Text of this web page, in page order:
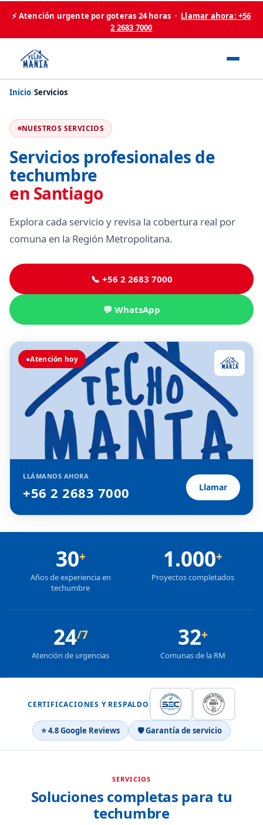
⚡ Atención urgente por goteras 24 horas · Llamar ahora: +56
2 2683 7000
Inicio/Servicios
NUESTROS SERVICIOS
Servicios profesionales de
techumbre
en Santiago
Explora cada servicio y revisa la cobertura real por
comuna en la Región Metropolitana.
📞 +56 2 2683 7000
💬 WhatsApp
●Atención hoy
LLÁMANOS AHORA
+56 2 2683 7000 Llamar
30+
Años de experiencia en
techumbre
1.000+
Proyectos completados
24/7
Atención de urgencias
32+
Comunas de la RM
CERTIFICACIONES Y RESPALDO
⭐ 4.8 Google Reviews 🛡 Garantía de servicio
SERVICIOS
Soluciones completas para tu
techumbre